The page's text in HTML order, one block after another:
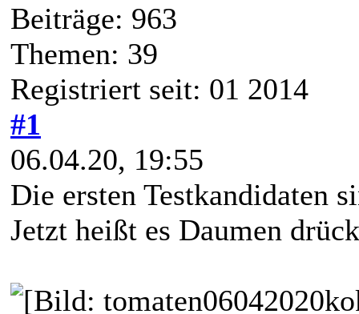
Beiträge: 963
Themen: 39
Registriert seit: 01 2014
#1
06.04.20, 19:55
Die ersten Testkandidaten
Jetzt heißt es Daumen